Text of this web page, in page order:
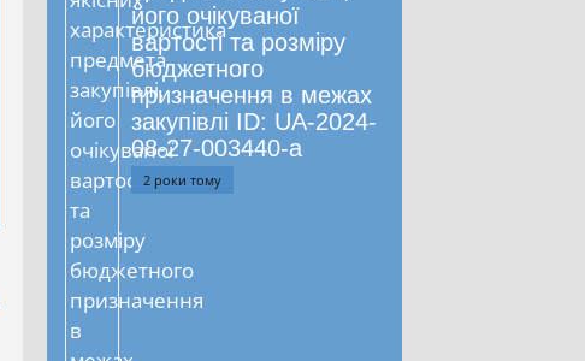
його очікуваної
вартості та розміру
бюджетного
призначення в межах
закупівлі ID: UA-2024-
08-27-003440-a
2 роки тому